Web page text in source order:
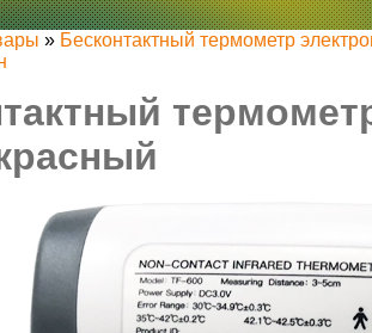
» Бесконтактный термометр